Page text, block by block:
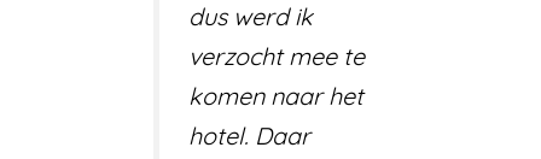
dus werd ik
verzocht mee te
komen naar het
hotel. Daar